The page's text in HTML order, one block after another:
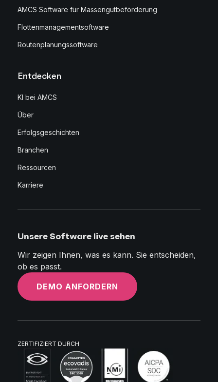
AMCS Software für Massengutbeförderung
Flottenmanagementsoftware
Routenplanungssoftware
Entdecken
KI bei AMCS
Über
Erfolgsgeschichten
Branchen
Ressourcen
Karriere
Unsere Software live sehen
Wir zeigen Ihnen, was es kann. Sie entscheiden,
ob es passt.
DEMO ANFORDERN
ZERTIFIZIERT DURCH